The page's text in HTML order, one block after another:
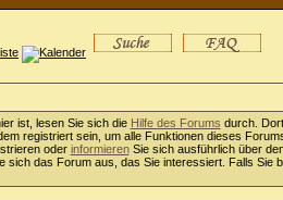
ist, lesen Sie sich die Hilfe des Forums durch.
registriert sein, um alle Funktionen dieses
oder informierenSie sich ausführlich über
das Forum aus, das Sie interessiert. Falls Sie